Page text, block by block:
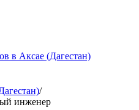
в Аксае (Дагестан)
/
инженер